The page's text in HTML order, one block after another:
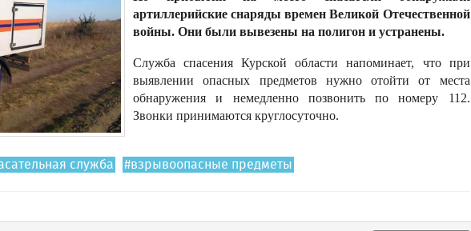
артиллерийские снаряды времен Великой Отечественной
войны. Они были вывезены на полигон и устранены.
Служба спасения Курской области напоминает, что при
выявлении опасных предметов нужно отойти от места
обнаружения и немедленно позвонить по номеру 112.
Звонки принимаются круглосуточно.
служба #взрывоопасные предметы